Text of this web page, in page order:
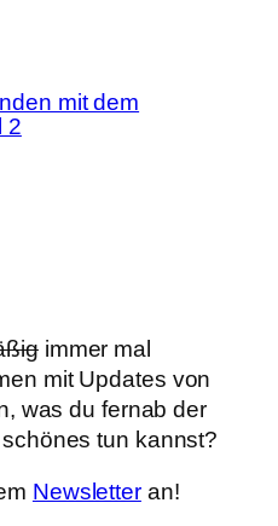
mit dem
2
immer mal
mit Updates von
was du fernab der
tun kannst?
Newsletteran!